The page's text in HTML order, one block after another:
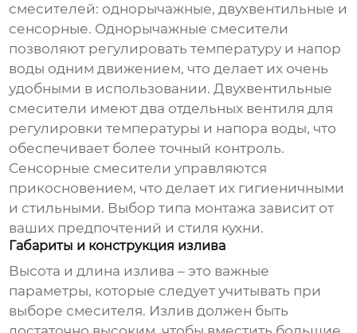
смесителей: однорычажные, двухвентильные и
сенсорные. Однорычажные смесители
позволяют регулировать температуру и напор
воды одним движением, что делает их очень
удобными в использовании. Двухвентильные
смесители имеют два отдельных вентиля для
регулировки температуры и напора воды, что
обеспечивает более точный контроль.
Сенсорные смесители управляются
прикосновением, что делает их гигиеничными
и стильными. Выбор типа монтажа зависит от
ваших предпочтений и стиля кухни.
Габариты и конструкция излива
Высота и длина излива – это важные
параметры, которые следует учитывать при
выборе смесителя. Излив должен быть